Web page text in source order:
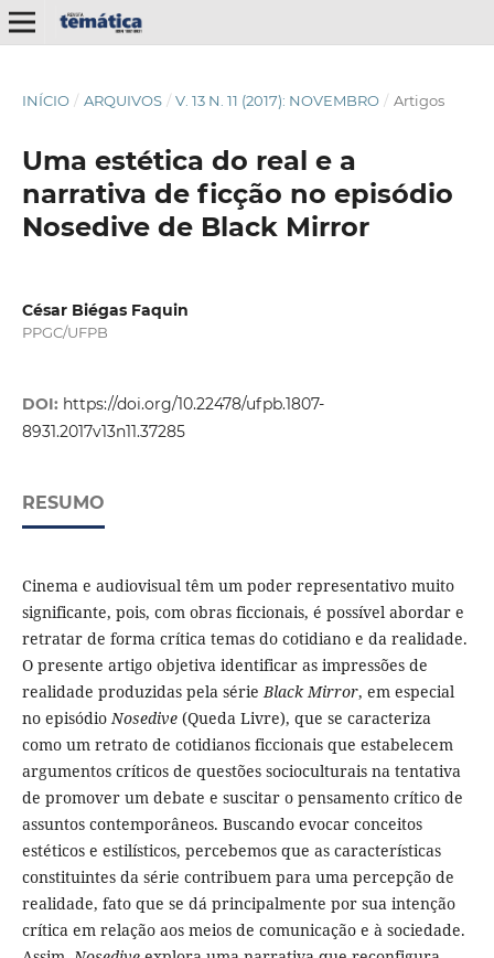
INÍCIO / ARQUIVOS / V. 13 N. 11 (2017): NOVEMBRO / Artigos
Uma estética do real e a
narrativa de ficção no episódio
Nosedive de Black Mirror
César Biégas Faquin
PPGC/UFPB
DOI: https://doi.org/10.22478/ufpb.1807-
8931.2017v13n11.37285
RESUMO
Cinema e audiovisual têm um poder representativo muito
significante, pois, com obras ficcionais, é possível abordar e
retratar de forma crítica temas do cotidiano e da realidade.
O presente artigo objetiva identificar as impressões de
realidade produzidas pela sérieBlack Mirror, em especial
no episódioNosedive(Queda Livre), que se caracteriza
como um retrato de cotidianos ficcionais que estabelecem
argumentos críticos de questões socioculturais na tentativa
de promover um debate e suscitar o pensamento crítico de
assuntos contemporâneos. Buscando evocar conceitos
estéticos e estilísticos, percebemos que as características
constituintes da série contribuem para uma percepção de
realidade, fato que se dá principalmente por sua intenção
crítica em relação aos meios de comunicação e à sociedade.